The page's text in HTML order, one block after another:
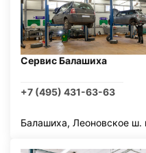
Сервис Балашиха
+7 (495) 431-63-63
Балашиха, Леоновское ш.